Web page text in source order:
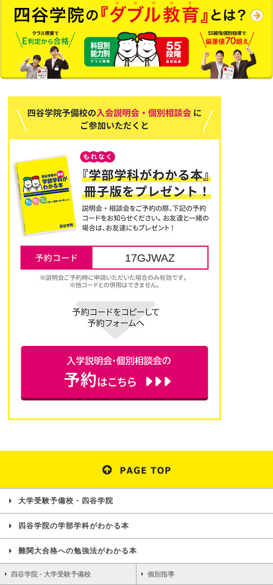
17GJWAZ
大学受験予備校・四谷学院
四谷学院の学部学科がわかる本
難関大合格への勉強法がわかる本
四谷学院 - 大学受験予備校 個別指導